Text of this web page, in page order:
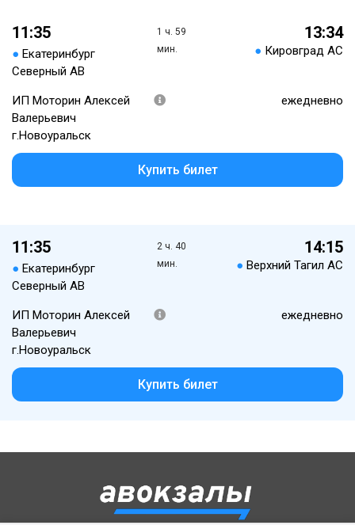
11:35
● Екатеринбург
Северный АВ
1 ч. 59
мин.
13:34
● Кировград АС
ИП Моторин Алексей
Валерьевич
г.Новоуральск
ежедневно
Купить билет
11:35
● Екатеринбург
Северный АВ
2 ч. 40
мин.
14:15
● Верхний Тагил АС
ИП Моторин Алексей
Валерьевич
г.Новоуральск
ежедневно
Купить билет